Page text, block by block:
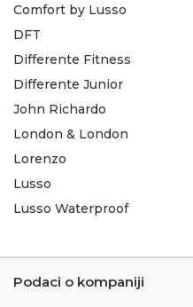
Comfort by Lusso
DFT
Differente Fitness
Differente Junior
John Richardo
London & London
Lorenzo
Lusso
Lusso Waterproof
Podaci o kompaniji